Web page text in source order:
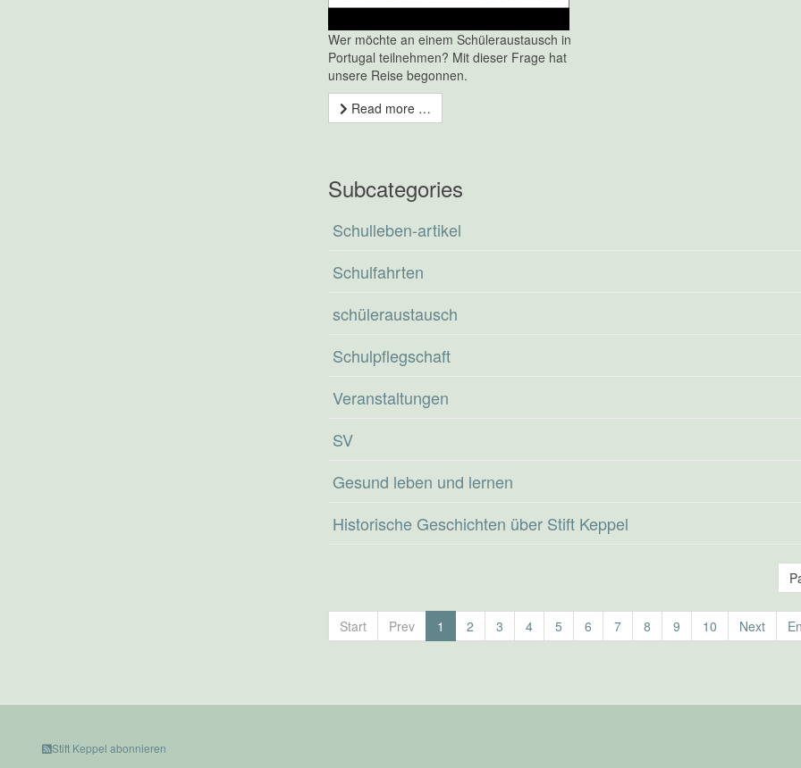
Wer möchte an einem Schüleraustausch in
Portugal teilnehmen? Mit dieser Frage hat
unsere Reise begonnen.
Read more …
Subcategories
Schulleben-artikel
Schulfahrten
schüleraustausch
Schulpflegschaft
Veranstaltungen
SV
Gesund leben und lernen
Historische Geschichten über Stift Keppel
Start Prev 1 2 3 4 5 6 7 8 9 10 Next
Stift Keppel abonnieren